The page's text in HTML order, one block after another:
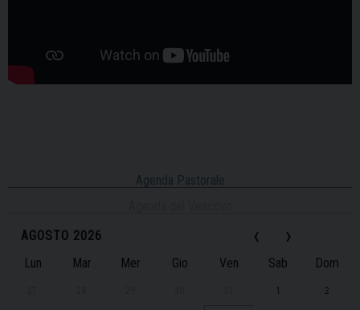
Agenda Pastorale
‹
AGOSTO 2026 ›
Lun Mar Mer Gio Ven Sab Dom
1 2